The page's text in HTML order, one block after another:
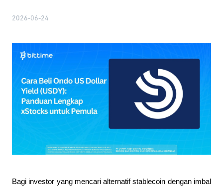
2026-06-24
Bagi investor yang mencari alternatif stablecoin dengan imbal